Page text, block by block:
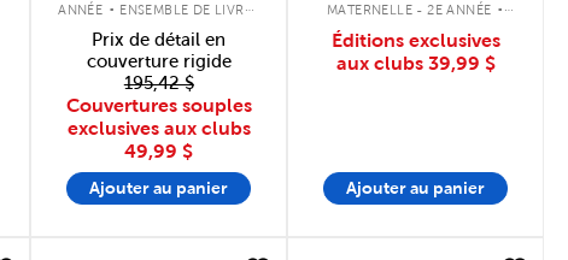
ANNÉE
ENSEMBLE DE LIVRES
À COUVERTURE SOUPLE
Prix de détail en
couverture rigide
195,42 $
Couvertures souples
exclusives aux clubs
49,99 $
Ajouter au panier
MATERNELLE - 2E ANNÉE
ENSEMBLE DE LIVRES À
COUVERTURE SOUPLE
Éditions exclusives
aux clubs 39,99 $
Ajouter au panier